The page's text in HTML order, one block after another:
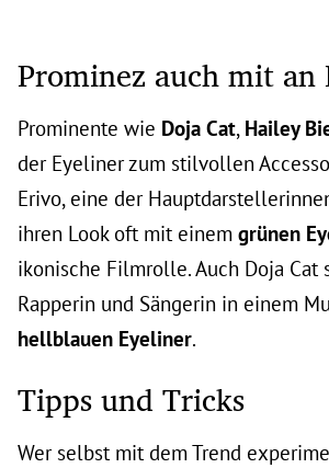
Prominez auch mit an
Prominente wie Doja Cat, Hailey
der Eyeliner zum stilvollen
Erivo, eine der
ihren Look oft mit einem grünen
ikonische Filmrolle. Auch Doja
Rapperin und Sängerin in einem
hellblauen Eyeliner.
Tipps und Tricks
Wer selbst mit dem Trend